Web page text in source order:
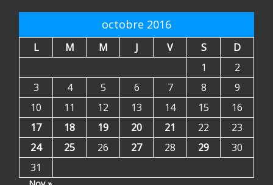
octobre 2016
L M M J V S
D
1
2
3
4 5 6 7 8
9
10
11 12 13 14 15
16
17
18 19 20 21 22
23
24
25 26 27 28 29
30
31